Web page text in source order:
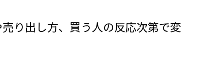
り出し方、買う人の反応次第で変